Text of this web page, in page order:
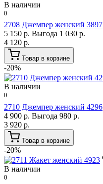
В наличии
0
2708 Джемпер женский 3897
5 150 р. Выгода 1 030 р.
4 120 р.
Товар в корзине
-20%
В наличии
0
2710 Джемпер женский 4296
4 900 р. Выгода 980 р.
3 920 р.
Товар в корзине
-20%
В наличии
0